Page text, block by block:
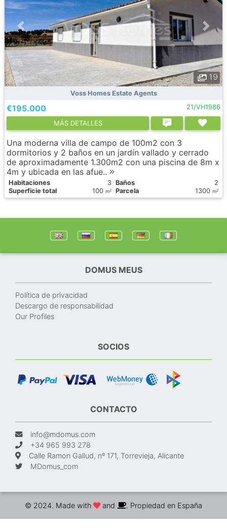
19
Voss Homes Estate Agents
€195.000 21/VH1986
МÁS DETALLES
Una moderna villa de campo de 100m2 con 3
dormitorios y 2 baños en un jardín vallado y cerrado
de aproximadamente 1.300m2 con una piscina de 8m x
4m y ubicada en las afue..
Habitaciones 3 Baños
2
Superficie total
100 m2 Parcela 1300 m2
DOMUS MEUS
Política de privacidad
Descargo de responsabilidad
Our Profiles
SOCIOS
CONTACTO
info@mdomus.com
+34 965 993 278
Calle Ramon Gallud, nº 171, Torrevieja, Alicante
MDomus_com
© 2024. Made with and . Propiedad en España